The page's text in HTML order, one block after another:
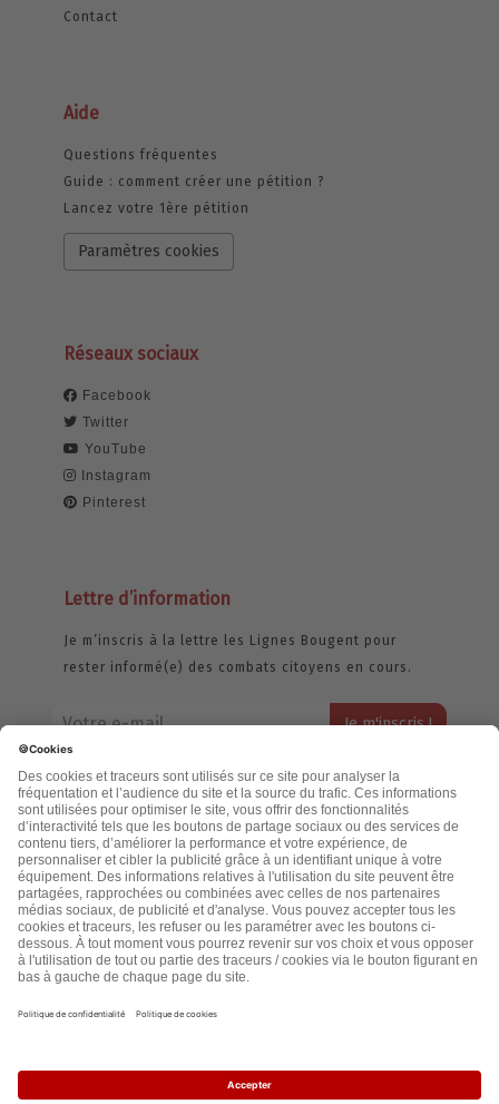
Contact
Aide
Questions fréquentes
Guide : comment créer une pétition ?
Lancez votre 1ère pétition
Paramètres cookies
Réseaux sociaux
Facebook
Twitter
YouTube
Instagram
Pinterest
Lettre d’information
Je m’inscris à la lettre les Lignes Bougent pour
rester informé(e) des combats citoyens en cours.
jamais échangée. Pour consulter notre politique de confidentialité,
cliquez ici.
Accueil
Politique de confidentialité
Cookies